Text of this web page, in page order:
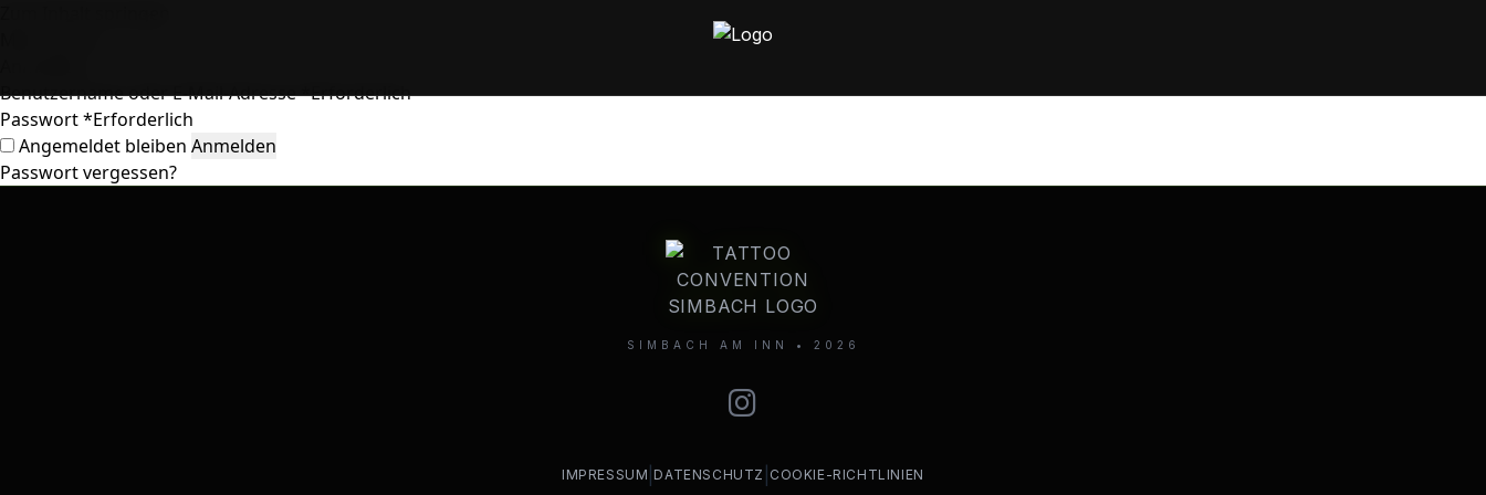
Benutzername oder E-Mail-Adresse*Erforderlich
Passwort*Erforderlich
Angemeldet bleiben Anmelden
Passwort vergessen?
SIMBACH AM INN • 2026
IMPRESSUM DATENSCHUTZ COOKIE-RICHTLINIEN